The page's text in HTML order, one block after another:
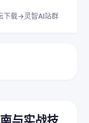
下载->灵智AI站群